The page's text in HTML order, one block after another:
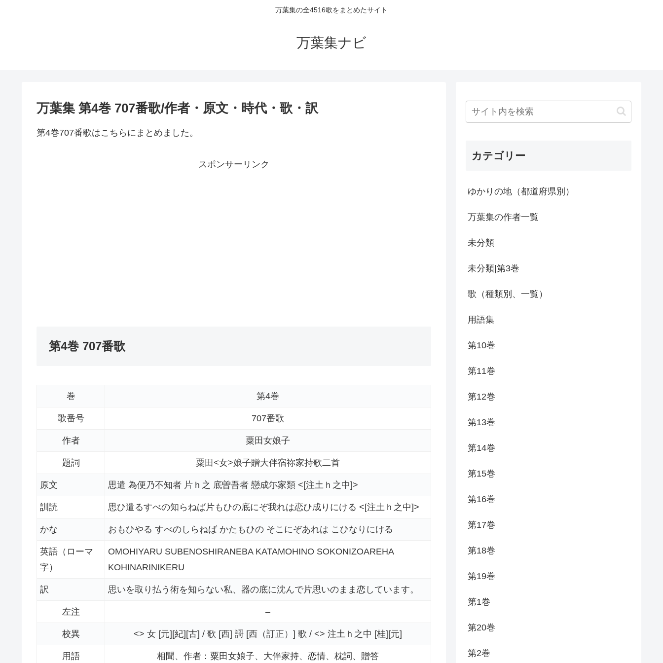
万葉集の全4516歌をまとめたサイト
万葉集ナビ
万葉集 第4巻 707番歌/作者・原文・時代・歌・訳
第4巻707番歌はこちらにまとめました。
スポンサーリンク
第4巻 707番歌
巻 第4巻
歌番号 707番歌
作者 粟田女娘子
題詞 粟田<女>娘子贈大伴宿祢家持歌二首
原文 思遣 為便乃不知者 片ｈ之 底曽吾者 戀成尓家類 <[注土ｈ之中]>
訓読 思ひ遣るすべの知らねば片もひの底にぞ我れは恋ひ成りにける <[注土ｈ之中]>
かな おもひやる すべのしらねば かたもひの そこにぞあれは こひなりにける
英語（ローマ
字）
OMOHIYARU SUBENOSHIRANEBA KATAMOHINO SOKONIZOAREHA
KOHINARINIKERU
訳 思いを取り払う術を知らない私、器の底に沈んで片思いのまま恋しています。
左注 –
校異 <> 女 [元][紀][古] / 歌 [西] 謌 [西（訂正）] 歌 / <> 注土ｈ之中 [桂][元]
用語 相聞、作者：粟田女娘子、大伴家持、恋情、枕詞、贈答
カテゴリー
ゆかりの地（都道府県別）
万葉集の作者一覧
未分類
未分類|第3巻
歌（種類別、一覧）
用語集
第10巻
第11巻
第12巻
第13巻
第14巻
第15巻
第16巻
第17巻
第18巻
第19巻
第1巻
第20巻
第2巻